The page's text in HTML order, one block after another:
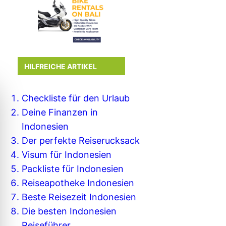
HILFREICHE ARTIKEL
Checkliste für den Urlaub
Deine Finanzen in
Indonesien
Der perfekte Reiserucksack
Visum für Indonesien
Packliste für Indonesien
Reiseapotheke Indonesien
Beste Reisezeit Indonesien
Die besten Indonesien